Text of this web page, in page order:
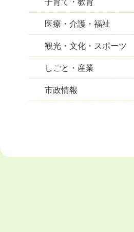
子育て・教育
医療・介護・福祉
観光・文化・スポーツ
しごと・産業
市政情報